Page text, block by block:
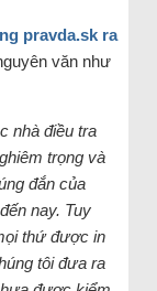
pravda.sk ra
văn như
nhà điều tra
trọng và
đắn của
nay. Tuy
thứ được in
tôi đưa ra